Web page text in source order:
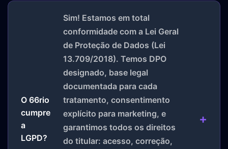
O 66rio
cumpre
a
LGPD?
Sim! Estamos em total
conformidade com a Lei Geral
de Proteção de Dados (Lei
13.709/2018). Temos DPO
designado, base legal
documentada para cada
tratamento, consentimento
explícito para marketing, e
garantimos todos os direitos
do titular: acesso, correção,